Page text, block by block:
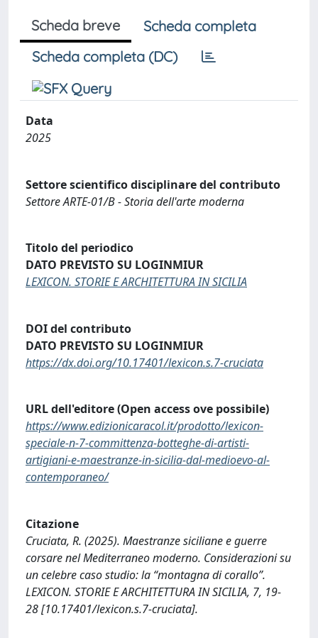
Scheda breve
Scheda completa
Scheda completa (DC)
Data
2025
Settore scientifico disciplinare del contributo
Settore ARTE-01/B - Storia dell'arte moderna
Titolo del periodico
DATO PREVISTO SU LOGINMIUR
LEXICON. STORIE E ARCHITETTURA IN SICILIA
DOI del contributo
DATO PREVISTO SU LOGINMIUR
https://dx.doi.org/10.17401/lexicon.s.7-cruciata
URL dell'editore (Open access ove possibile)
https://www.edizionicaracol.it/prodotto/lexicon-
speciale-n-7-committenza-botteghe-di-artisti-
artigiani-e-maestranze-in-sicilia-dal-medioevo-al-
contemporaneo/
Citazione
Cruciata, R. (2025). Maestranze siciliane e guerre
corsare nel Mediterraneo moderno. Considerazioni su
un celebre caso studio: la “montagna di corallo”.
LEXICON. STORIE E ARCHITETTURA IN SICILIA, 7, 19-
28 [10.17401/lexicon.s.7-cruciata].